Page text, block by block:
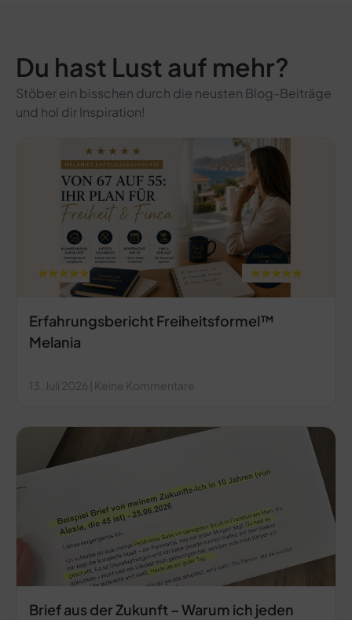
Du hast Lust auf mehr?
Stöber ein bisschen durch die neusten Blog-Beiträge
und hol dir Inspiration!
Erfahrungsbericht Freiheitsformel™
Melania
13. Juli 2026 Keine Kommentare
Brief aus der Zukunft – Warum ich jeden